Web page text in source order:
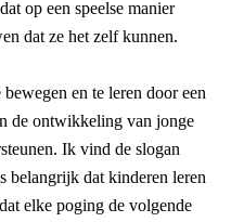
op een speelse manier
dat ze het zelf kunnen.
en te leren door een
de ontwikkeling van jonge
Ik vind de slogan
belangrijk dat kinderen leren
elke poging de volgende